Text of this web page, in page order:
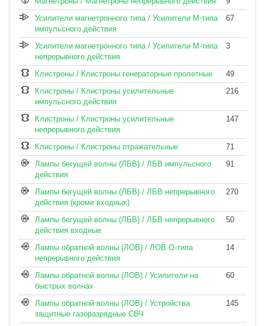
Усилители магнетронного типа / Усилители М-типа
импульсного действия
67
Усилители магнетронного типа / Усилители М-типа
непрерывного действия
3
Клистроны / Клистроны генераторные пролетные
49
Клистроны / Клистроны усилительные
импульсного действия
216
Клистроны / Клистроны усилительные
непрерывного действия
147
Клистроны / Клистроны отражательные
71
Лампы бегущей волны (ЛБВ) / ЛБВ импульсного
действия
91
Лампы бегущей волны (ЛБВ) / ЛБВ непрерывного
действия (кроме входных)
270
Лампы бегущей волны (ЛБВ) / ЛБВ непрерывного
действия входные
50
Лампы обратной волны (ЛОВ) / ЛОВ О-типа
непрерывного действия
14
Лампы обратной волны (ЛОВ) / Усилители на
быстрых волнах
60
Лампы обратной волны (ЛОВ) / Устройства
защитные газоразрядные СВЧ
145